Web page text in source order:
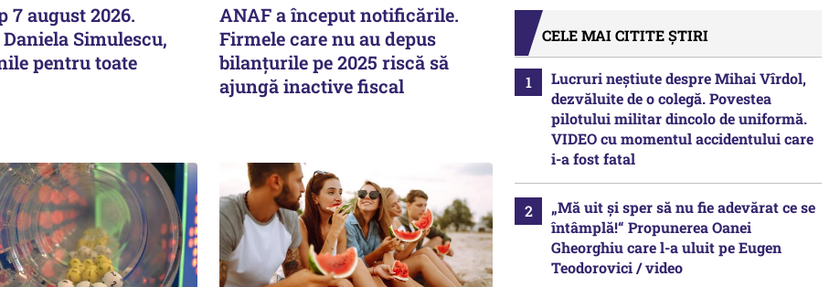
7 august 2026.
Simulescu,
pentru toate
ANAF a început notificările.
Firmele care nu au depus
bilanțurile pe 2025 riscă să
ajungă inactive fiscal
CELE MAI CITITE ȘTIRI
Lucruri neștiute despre Mihai Vîrdol,
dezvăluite de o colegă. Povestea
pilotului militar dincolo de uniformă.
VIDEO cu momentul accidentului care
i-a fost fatal
„Mă uit și sper să nu fie adevărat ce se
întâmplă!“ Propunerea Oanei
Gheorghiu care l-a uluit pe Eugen
Teodorovici / video